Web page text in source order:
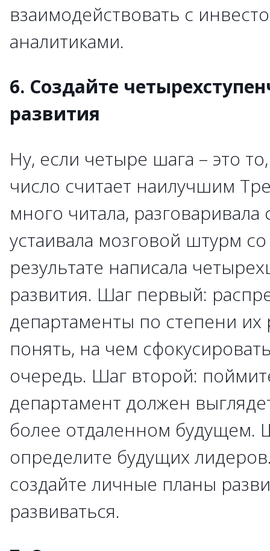
взаимодействовать с
аналитиками.
6. Создайте
развития
Ну, если четыре шага – это
число считает наилучшим
много читала, разговаривала
устаивала мозговой штурм
результате написала
развития. Шаг первый:
департаменты по степени их
понять, на чем
очередь. Шаг второй:
департамент должен
более отдаленном будущем.
определите будущих
создайте личные планы
развиваться.